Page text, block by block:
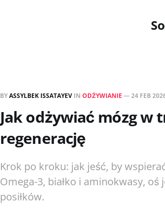
BYASSYLBEK ISSATAYEV IN ODŻYWIANIE —24 FEB
Jak odżywiać mózg w
regenerację
Krok po kroku: jak jeść, by
Omega-3, białko i aminokwasy,
posiłków.